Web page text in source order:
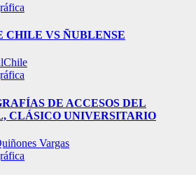
CHILE VS ÑUBLENSE
DE ACCESOS DEL
CLÁSICO UNIVERSITARIO
Vargas